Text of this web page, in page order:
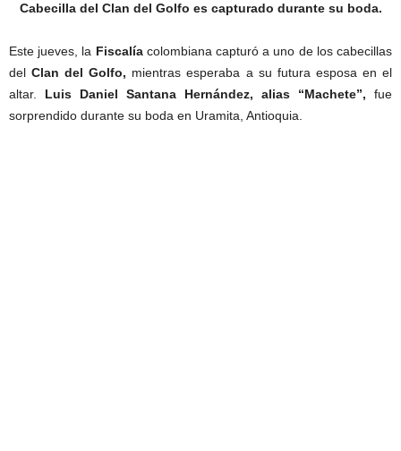
Cabecilla del Clan del Golfo es capturado durante su boda.
Este jueves, la Fiscalíacolombiana capturó a uno de los cabecillas
delClan del Golfo, mientras esperaba a su futura esposa en el
altar. Luis Daniel Santana Hernández, alias “Machete”, fue
sorprendido durante su boda en Uramita, Antioquia.